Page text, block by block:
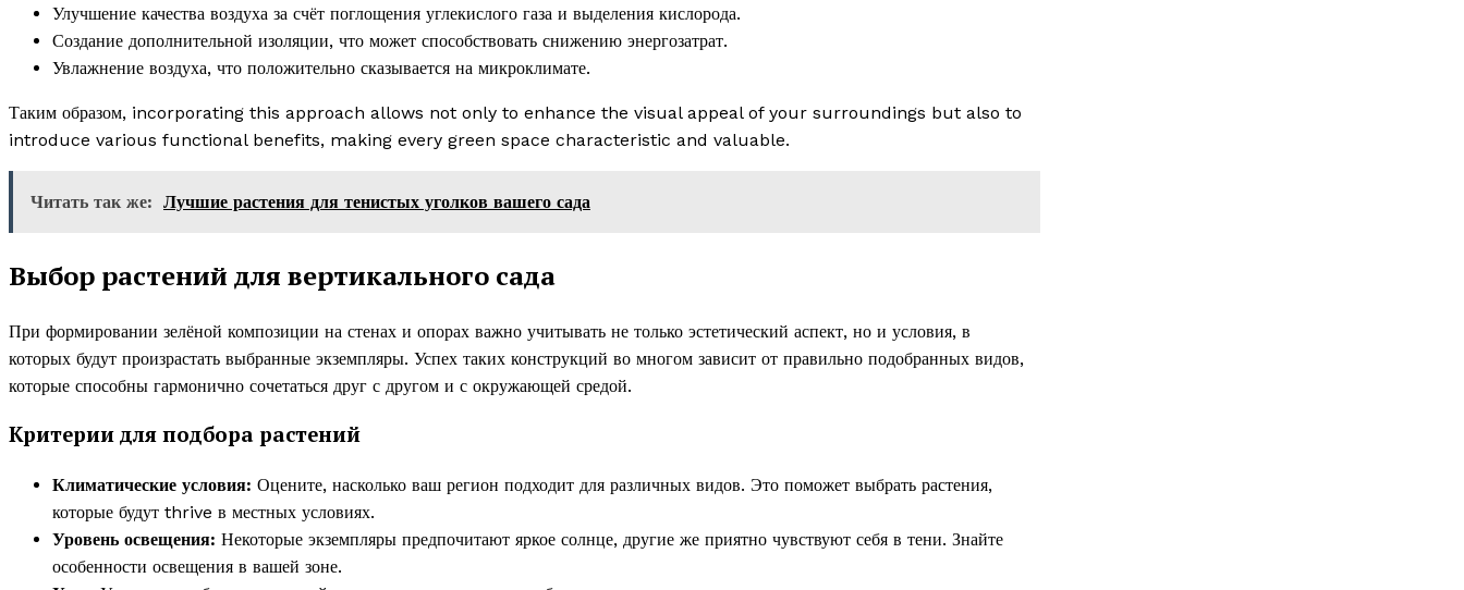
Улучшение качества воздуха за счёт поглощения углекислого газа и выделения кислорода.
Создание дополнительной изоляции, что может способствовать снижению энергозатрат.
Увлажнение воздуха, что положительно сказывается на микроклимате.
Таким образом, incorporating this approach allows not only to enhance the visual appeal of your surroundings but also to
introduce various functional benefits, making every green space characteristic and valuable.
Читать так же: Лучшие растения для тенистых уголков вашего сада
Выбор растений для вертикального сада
При формировании зелёной композиции на стенах и опорах важно учитывать не только эстетический аспект, но и условия, в
которых будут произрастать выбранные экземпляры. Успех таких конструкций во многом зависит от правильно подобранных видов,
которые способны гармонично сочетаться друг с другом и с окружающей средой.
Критерии для подбора растений
Климатические условия: Оцените, насколько ваш регион подходит для различных видов. Это поможет выбрать растения,
которые будут thrive в местных условиях.
Уровень освещения: Некоторые экземпляры предпочитают яркое солнце, другие же приятно чувствуют себя в тени. Знайте
особенности освещения в вашей зоне.